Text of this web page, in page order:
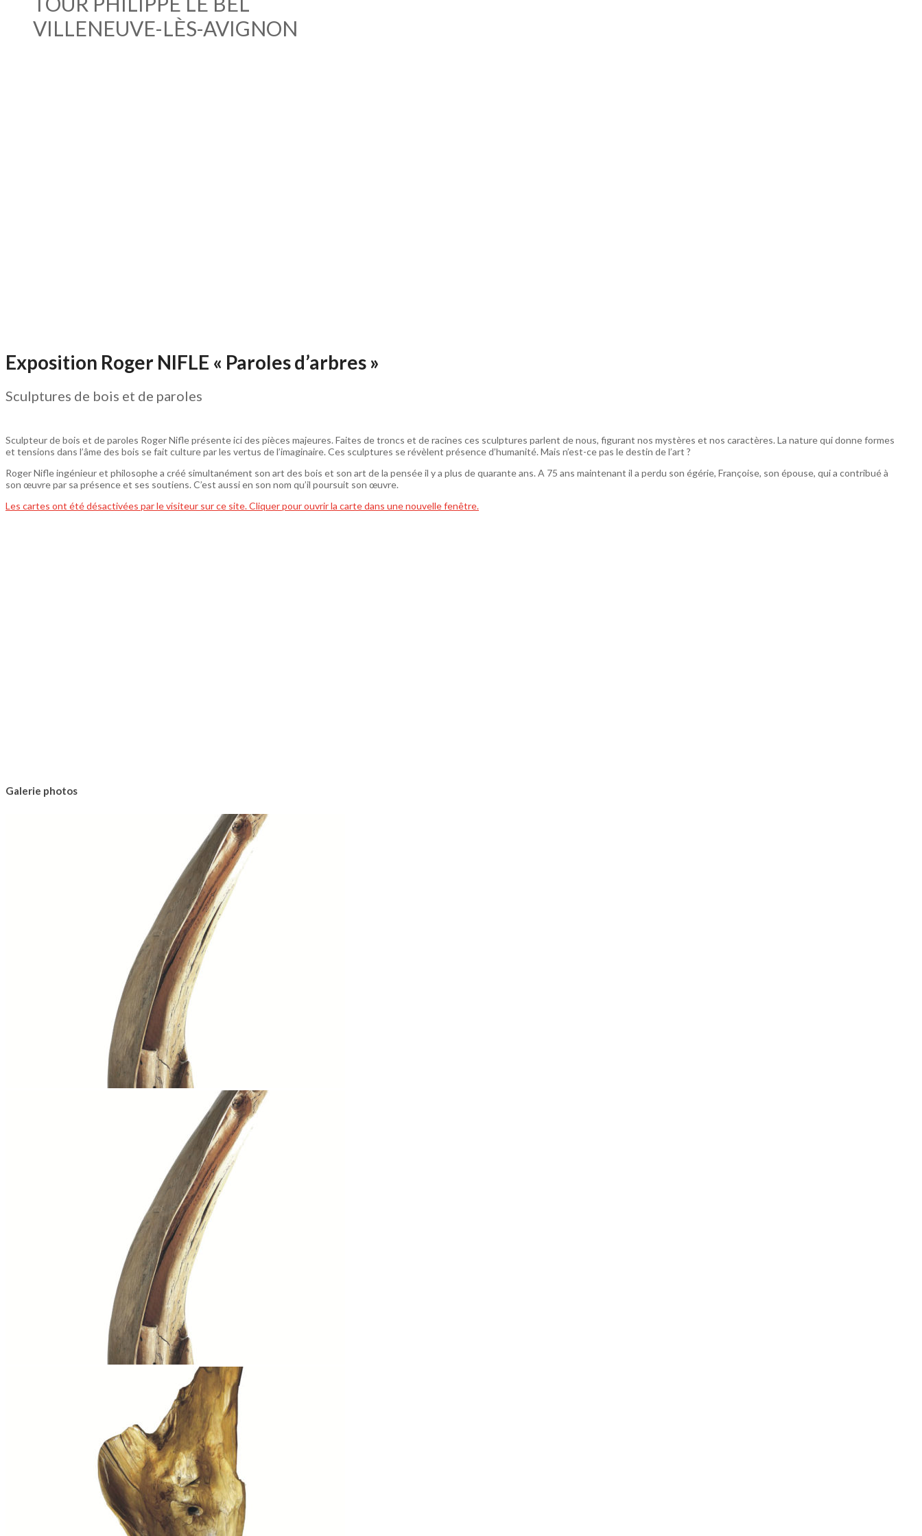
VILLENEUVE-LÈS-AVIGNON
Exposition Roger NIFLE « Paroles d’arbres »
Sculptures de bois et de paroles
Sculpteur de bois et de paroles Roger Nifle présente ici des pièces majeures. Faites de troncs et de racines ces sculptures parlent de nous, figurant nos mystères et nos caractères. La nature qui donne formes
et tensions dans l’âme des bois se fait culture par les vertus de l’imaginaire. Ces sculptures se révèlent présence d’humanité. Mais n’est-ce pas le destin de l’art ?
Roger Nifle ingénieur et philosophe a créé simultanément son art des bois et son art de la pensée il y a plus de quarante ans. A 75 ans maintenant il a perdu son égérie, Françoise, son épouse, qui a contribué à
son œuvre par sa présence et ses soutiens. C’est aussi en son nom qu’il poursuit son œuvre.
Les cartes ont été désactivées par le visiteur sur ce site. Cliquer pour ouvrir la carte dans une nouvelle fenêtre.
Galerie photos